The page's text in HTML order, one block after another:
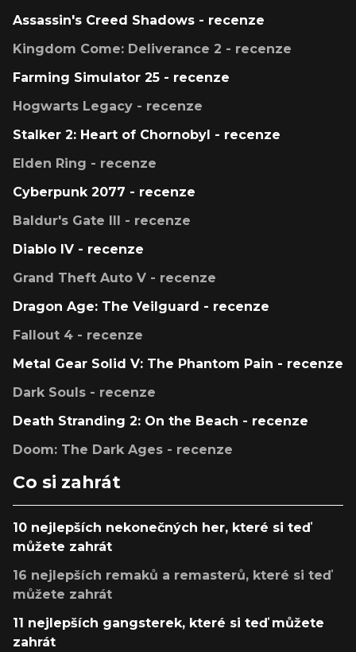
Assassin's Creed Shadows - recenze
Kingdom Come: Deliverance 2 - recenze
Farming Simulator 25 - recenze
Hogwarts Legacy - recenze
Stalker 2: Heart of Chornobyl - recenze
Elden Ring - recenze
Cyberpunk 2077 - recenze
Baldur's Gate III - recenze
Diablo IV - recenze
Grand Theft Auto V - recenze
Dragon Age: The Veilguard - recenze
Fallout 4 - recenze
Metal Gear Solid V: The Phantom Pain - recenze
Dark Souls - recenze
Death Stranding 2: On the Beach - recenze
Doom: The Dark Ages - recenze
Co si zahrát
10 nejlepších nekonečných her, které si teď
můžete zahrát
16 nejlepších remaků a remasterů, které si teď
můžete zahrát
11 nejlepších gangsterek, které si teď můžete
zahrát